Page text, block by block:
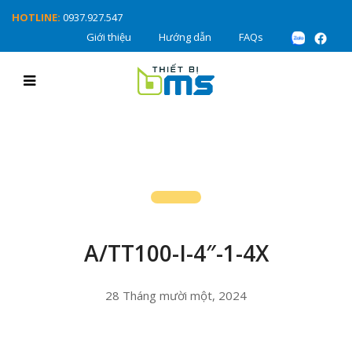
HOTLINE: 0937.927.547
Giới thiệu
Hướng dẫn FAQs
A/TT100-I-4″-1-4X
28 Tháng mười một, 2024